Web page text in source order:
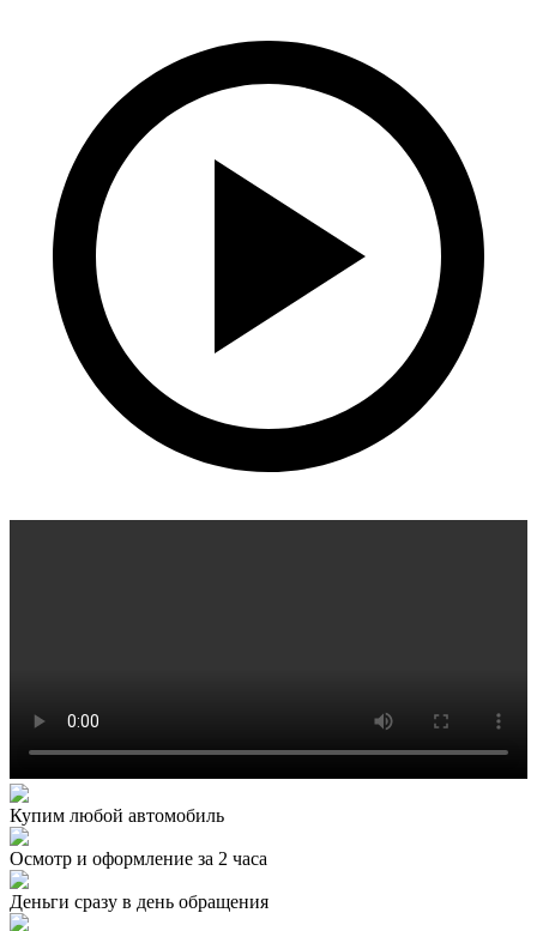
Купим любой автомобиль
Осмотр и оформление за 2 часа
Деньги сразу в день обращения